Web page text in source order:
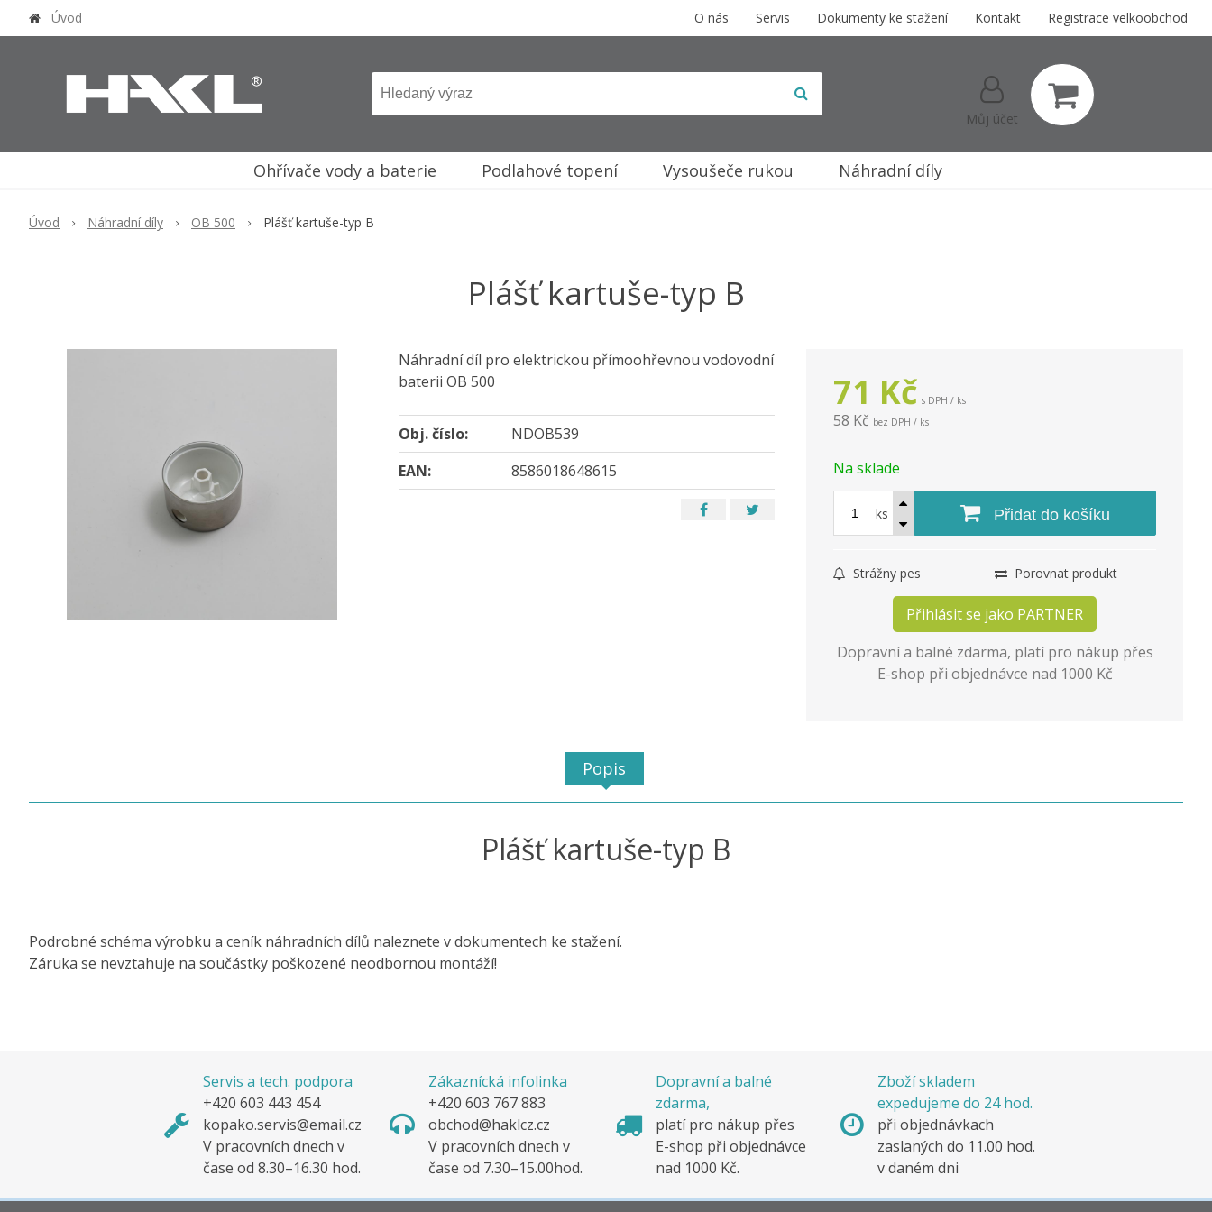
Úvod O nás Servis Dokumenty ke stažení Kontakt Registrace velkoobchod
Můj účet
Ohřívače vody a baterie Podlahové topení Vysoušeče rukou Náhradní díly
Úvod Náhradní díly OB 500 Plášť kartuše-typ B
Plášť kartuše-typ B
71 Kč s DPH / ks
58 Kč bez DPH / ks
Na sklade
ks Přidat do košíku
Strážny pes Porovnat produkt
Přihlásit se jako PARTNER
Dopravní a balné zdarma, platí pro nákup přes
E-shop při objednávce nad 1000 Kč
Náhradní díl pro elektrickou přímoohřevnou vodovodní
baterii OB 500
Obj. číslo:
NDOB539
EAN:
8586018648615
Popis
Plášť kartuše-typ B
Podrobné schéma výrobku a ceník náhradních dílů naleznete v dokumentech ke stažení.
Záruka se nevztahuje na součástky poškozené neodbornou montáží!
Servis a tech. podpora
+420 603 443 454
kopako.servis@email.cz
V pracovních dnech v
čase od 8.30–16.30 hod.
Zákaznícká infolinka
+420 603 767 883
obchod@haklcz.cz
V pracovních dnech v
čase od 7.30–15.00hod.
Dopravní a balné
zdarma,
platí pro nákup přes
E-shop při objednávce
nad 1000 Kč.
Zboží skladem
expedujeme do 24 hod.
při objednávkach
zaslaných do 11.00 hod.
v daném dni